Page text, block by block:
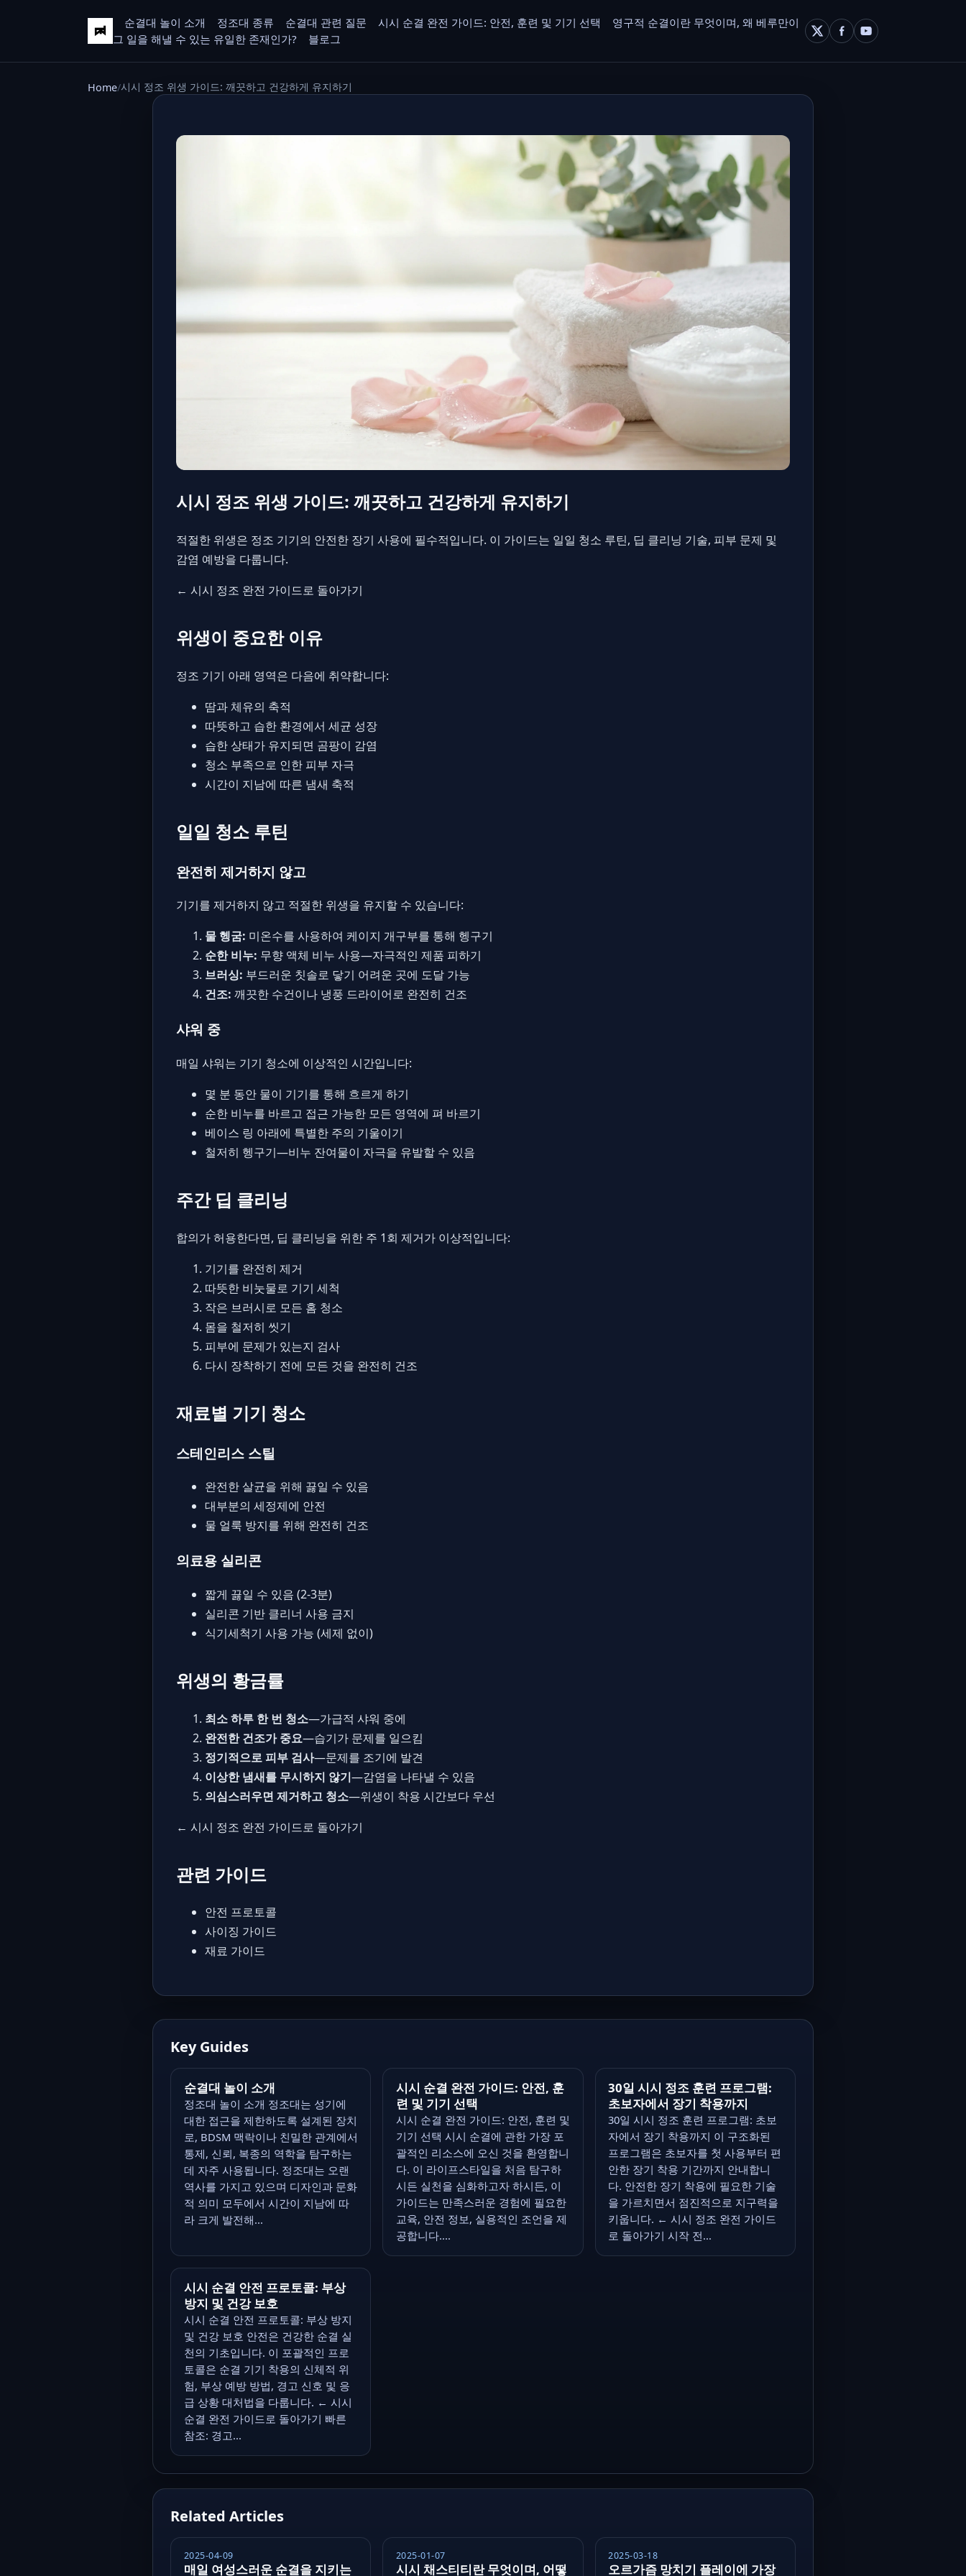
순결대 놀이 소개 정조대 종류 순결대 관련 질문 시시 순결 완전 가이드: 안전, 훈련 및 기기 선택
영구적 순결이란 무엇이며, 왜 베루만이
그 일을 해낼 수 있는 유일한 존재인가?
블로그
Home 시시 정조 위생 가이드: 깨끗하고 건강하게 유지하기
시시 정조 위생 가이드: 깨끗하고 건강하게 유지하기
적절한 위생은 정조 기기의 안전한 장기 사용에 필수적입니다. 이 가이드는 일일 청소 루틴, 딥 클리닝 기술, 피부 문제 및
감염 예방을 다룹니다.
← 시시 정조 완전 가이드로 돌아가기
위생이 중요한 이유
정조 기기 아래 영역은 다음에 취약합니다:
땀과 체유의 축적
따뜻하고 습한 환경에서 세균 성장
습한 상태가 유지되면 곰팡이 감염
청소 부족으로 인한 피부 자극
시간이 지남에 따른 냄새 축적
일일 청소 루틴
완전히 제거하지 않고
기기를 제거하지 않고 적절한 위생을 유지할 수 있습니다:
물 헹굼: 미온수를 사용하여 케이지 개구부를 통해 헹구기
순한 비누: 무향 액체 비누 사용—자극적인 제품 피하기
브러싱: 부드러운 칫솔로 닿기 어려운 곳에 도달 가능
건조: 깨끗한 수건이나 냉풍 드라이어로 완전히 건조
샤워 중
매일 샤워는 기기 청소에 이상적인 시간입니다:
몇 분 동안 물이 기기를 통해 흐르게 하기
순한 비누를 바르고 접근 가능한 모든 영역에 펴 바르기
베이스 링 아래에 특별한 주의 기울이기
철저히 헹구기—비누 잔여물이 자극을 유발할 수 있음
주간 딥 클리닝
합의가 허용한다면, 딥 클리닝을 위한 주 1회 제거가 이상적입니다:
기기를 완전히 제거
따뜻한 비눗물로 기기 세척
작은 브러시로 모든 홈 청소
몸을 철저히 씻기
피부에 문제가 있는지 검사
다시 장착하기 전에 모든 것을 완전히 건조
재료별 기기 청소
스테인리스 스틸
완전한 살균을 위해 끓일 수 있음
대부분의 세정제에 안전
물 얼룩 방지를 위해 완전히 건조
의료용 실리콘
짧게 끓일 수 있음 (2-3분)
실리콘 기반 클리너 사용 금지
식기세척기 사용 가능 (세제 없이)
위생의 황금률
최소 하루 한 번 청소—가급적 샤워 중에
완전한 건조가 중요—습기가 문제를 일으킴
정기적으로 피부 검사—문제를 조기에 발견
이상한 냄새를 무시하지 않기—감염을 나타낼 수 있음
의심스러우면 제거하고 청소—위생이 착용 시간보다 우선
← 시시 정조 완전 가이드로 돌아가기
관련 가이드
안전 프로토콜
사이징 가이드
재료 가이드
Key Guides
순결대 놀이 소개
정조대 놀이 소개 정조대는 성기에
대한 접근을 제한하도록 설계된 장치
로, BDSM 맥락이나 친밀한 관계에서
통제, 신뢰, 복종의 역학을 탐구하는
데 자주 사용됩니다. 정조대는 오랜
역사를 가지고 있으며 디자인과 문화
적 의미 모두에서 시간이 지남에 따
라 크게 발전해...
시시 순결 완전 가이드: 안전, 훈
련 및 기기 선택
시시 순결 완전 가이드: 안전, 훈련 및
기기 선택 시시 순결에 관한 가장 포
괄적인 리소스에 오신 것을 환영합니
다. 이 라이프스타일을 처음 탐구하
시든 실천을 심화하고자 하시든, 이
가이드는 만족스러운 경험에 필요한
교육, 안전 정보, 실용적인 조언을 제
공합니다....
30일 시시 정조 훈련 프로그램:
초보자에서 장기 착용까지
30일 시시 정조 훈련 프로그램: 초보
자에서 장기 착용까지 이 구조화된
프로그램은 초보자를 첫 사용부터 편
안한 장기 착용 기간까지 안내합니
다. 안전한 장기 착용에 필요한 기술
을 가르치면서 점진적으로 지구력을
키웁니다. ← 시시 정조 완전 가이드
로 돌아가기 시작 전...
시시 순결 안전 프로토콜: 부상
방지 및 건강 보호
시시 순결 안전 프로토콜: 부상 방지
및 건강 보호 안전은 건강한 순결 실
천의 기초입니다. 이 포괄적인 프로
토콜은 순결 기기 착용의 신체적 위
험, 부상 예방 방법, 경고 신호 및 응
급 상황 대처법을 다룹니다. ← 시시
순결 완전 가이드로 돌아가기 빠른
참조: 경고...
Related Articles
2025-04-09
매일 여성스러운 순결을 지키는
2025-01-07
시시 채스티티란 무엇이며, 어떻
2025-03-18
오르가즘 망치기 플레이에 가장